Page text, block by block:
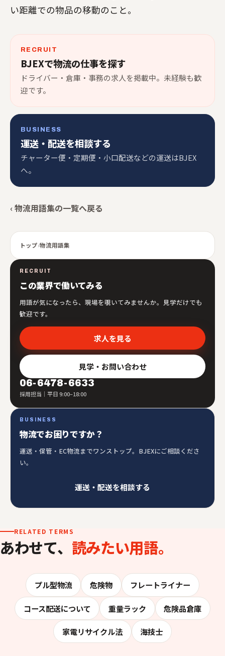
い距離での物品の移動のこと。
RECRUIT
BJEXで物流の仕事を探す
ドライバー・倉庫・事務の求人を掲載中。未経験も歓
迎です。
BUSINESS
運送・配送を相談する
チャーター便・定期便・小口配送などの運送はBJEX
へ。
‹ 物流用語集の一覧へ戻る
トップ›物流用語集
RECRUIT
この業界で働いてみる
用語が気になったら、現場を覗いてみませんか。見学だけでも
歓迎です。
求人を見る
見学・お問い合わせ
06-6478-6633
採用担当｜平日 9:00–18:00
BUSINESS
物流でお困りですか？
運送・保管・EC物流までワンストップ。BJEXにご相談くださ
い。
運送・配送を相談する
RELATED TERMS
あわせて、 読みたい用語。
プル型物流 危険物 フレートライナー
コース配送について 重量ラック 危険品倉庫
家電リサイクル法 海技士